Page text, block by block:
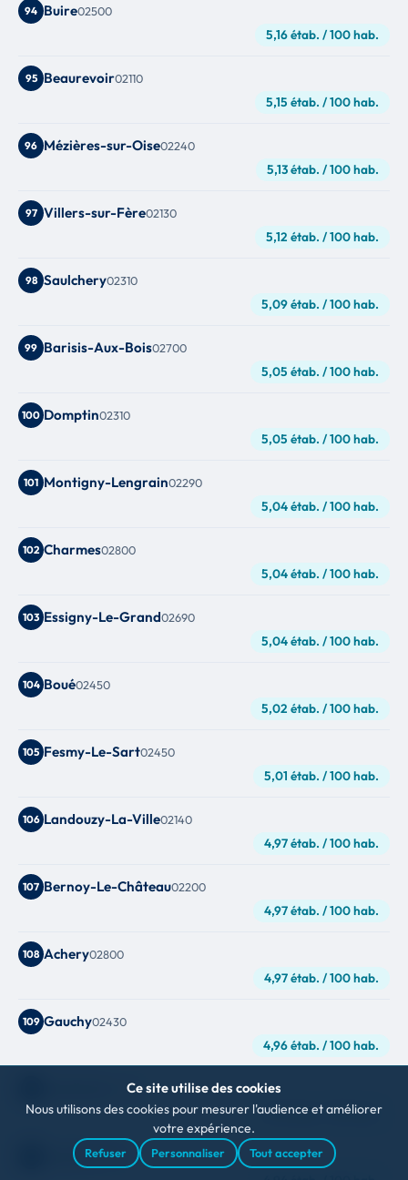
94 Buire02500
5,16 étab. / 100 hab.
95 Beaurevoir02110
5,15 étab. / 100 hab.
96 Mézières-sur-Oise02240
5,13 étab. / 100 hab.
97 Villers-sur-Fère02130
5,12 étab. / 100 hab.
98 Saulchery02310
5,09 étab. / 100 hab.
99 Barisis-Aux-Bois02700
5,05 étab. / 100 hab.
100 Domptin02310
5,05 étab. / 100 hab.
101 Montigny-Lengrain02290
5,04 étab. / 100 hab.
102 Charmes02800
5,04 étab. / 100 hab.
103 Essigny-Le-Grand02690
5,04 étab. / 100 hab.
104 Boué02450
5,02 étab. / 100 hab.
105 Fesmy-Le-Sart02450
5,01 étab. / 100 hab.
106 Landouzy-La-Ville02140
4,97 étab. / 100 hab.
107 Bernoy-Le-Château02200
4,97 étab. / 100 hab.
108 Achery02800
4,97 étab. / 100 hab.
109 Gauchy02430
4,96 étab. / 100 hab.
02420
4,96 étab. / 100 hab.
Lesdins02100
Ce site utilise des cookies
Nous utilisons des cookies pour mesurer l'audience et améliorer
votre expérience.
Refuser Personnaliser Tout accepter